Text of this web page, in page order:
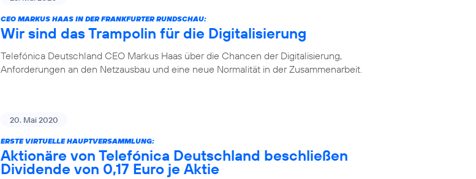
CEO MARKUS HAAS IN DER FRANKFURTER RUNDSCHAU:
Wir sind das Trampolin für die Digitalisierung
Telefónica Deutschland CEO Markus Haas über die Chancen der Digitalisierung,
Anforderungen an den Netzausbau und eine neue Normalität in der Zusammenarbeit.
20. Mai 2020
ERSTE VIRTUELLE HAUPTVERSAMMLUNG:
Aktionäre von Telefónica Deutschland beschließen
Dividende von 0,17 Euro je Aktie